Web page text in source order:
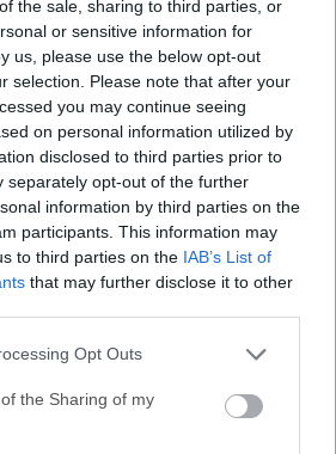
the sale, sharing to third parties, or
or sensitive information for
us, please use the below opt-out
selection. Please note that after your
you may continue seeing
on personal information utilized by
disclosed to third parties prior to
separately opt-out of the further
information by third parties on the
participants. This information may
to third parties on the IAB’s List of
that may further disclose it to other
Opt Outs
the Sharing of my
mecánicas de supervivencia
trabajo en equipo y mapas que
por Aggro Crab y
a los jugadores en el papel de
varados que deben escalar
misteriosa para escapar de una isla
para hasta cuatro jugadores,
ambientales dinámicos,
de escalada que es tanto
sea en solitario o en grupo,